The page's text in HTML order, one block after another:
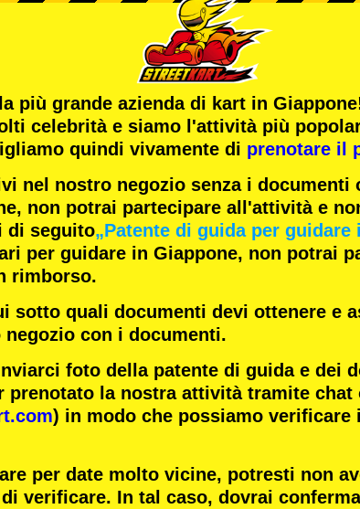
più grande azienda di kart in
celebritàe siamo l'attività più
quindi vivamente di prenotare il
nel nostro negozio senza i
non potrai partecipare all'attività e
di seguito„Patente di guida per guidare
per guidare in Giappone, non potrai
rimborso.
sotto quali documenti devi ottenere e
con i documenti.
foto della patente di guida e dei
prenotato la nostra attività tramite chat
) in modo che possiamo
per date molto vicine, potresti non
verificare. In tal caso, dovrai